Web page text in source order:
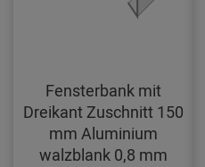
Fensterbank mit
Dreikant Zuschnitt 150
mm Aluminium
walzblank 0,8 mm